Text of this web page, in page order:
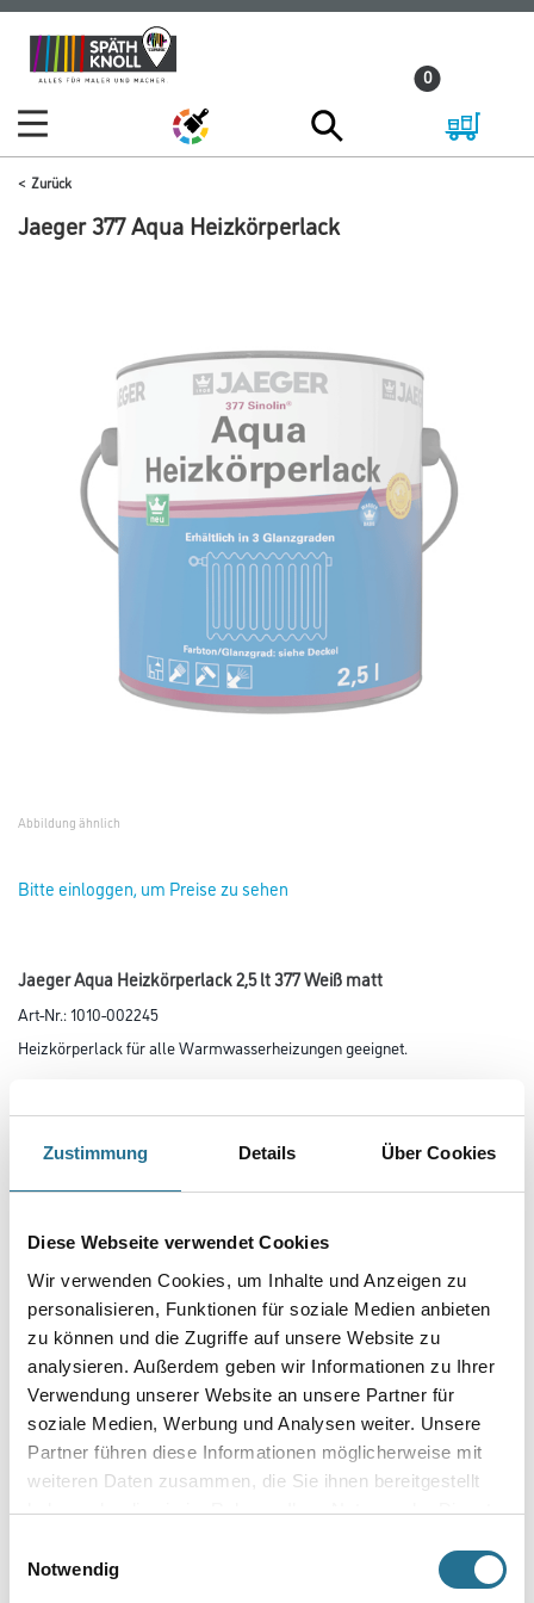
Zustimmung Details Über Cookies
Diese Webseite verwendet Cookies
Wir verwenden Cookies, um Inhalte und Anzeigen zu
personalisieren, Funktionen für soziale Medien anbieten
zu können und die Zugriffe auf unsere Website zu
analysieren. Außerdem geben wir Informationen zu Ihrer
Verwendung unserer Website an unsere Partner für
soziale Medien, Werbung und Analysen weiter. Unsere
Partner führen diese Informationen möglicherweise mit
weiteren Daten zusammen, die Sie ihnen bereitgestellt
haben oder die sie im Rahmen Ihrer Nutzung der Dienste
Notwendig
Zum
Inhalt
Zum
Navigationsmenü
0
Zurück
Jaeger 377 Aqua Heizkörperlack
Abbildung ähnlich
Bitte einloggen, um Preise zu sehen
Jaeger Aqua Heizkörperlack 2,5 lt 377 Weiß matt
Art-Nr.:1010-002245
Heizkörperlack für alle Warmwasserheizungen geeignet.
Glanzgrad
Gebinde
Umrechnungsfaktoren